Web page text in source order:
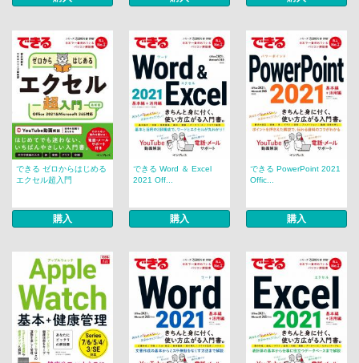
できる ゼロからはじめる
エクセル超入門
購入
できる Word ＆ Excel
2021 Off...
購入
できる PowerPoint 2021
Offic...
購入